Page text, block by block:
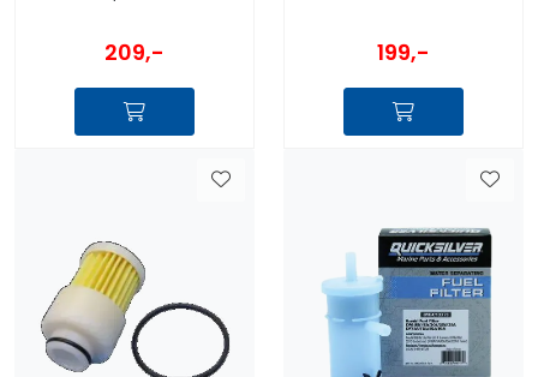
209,- 199,-